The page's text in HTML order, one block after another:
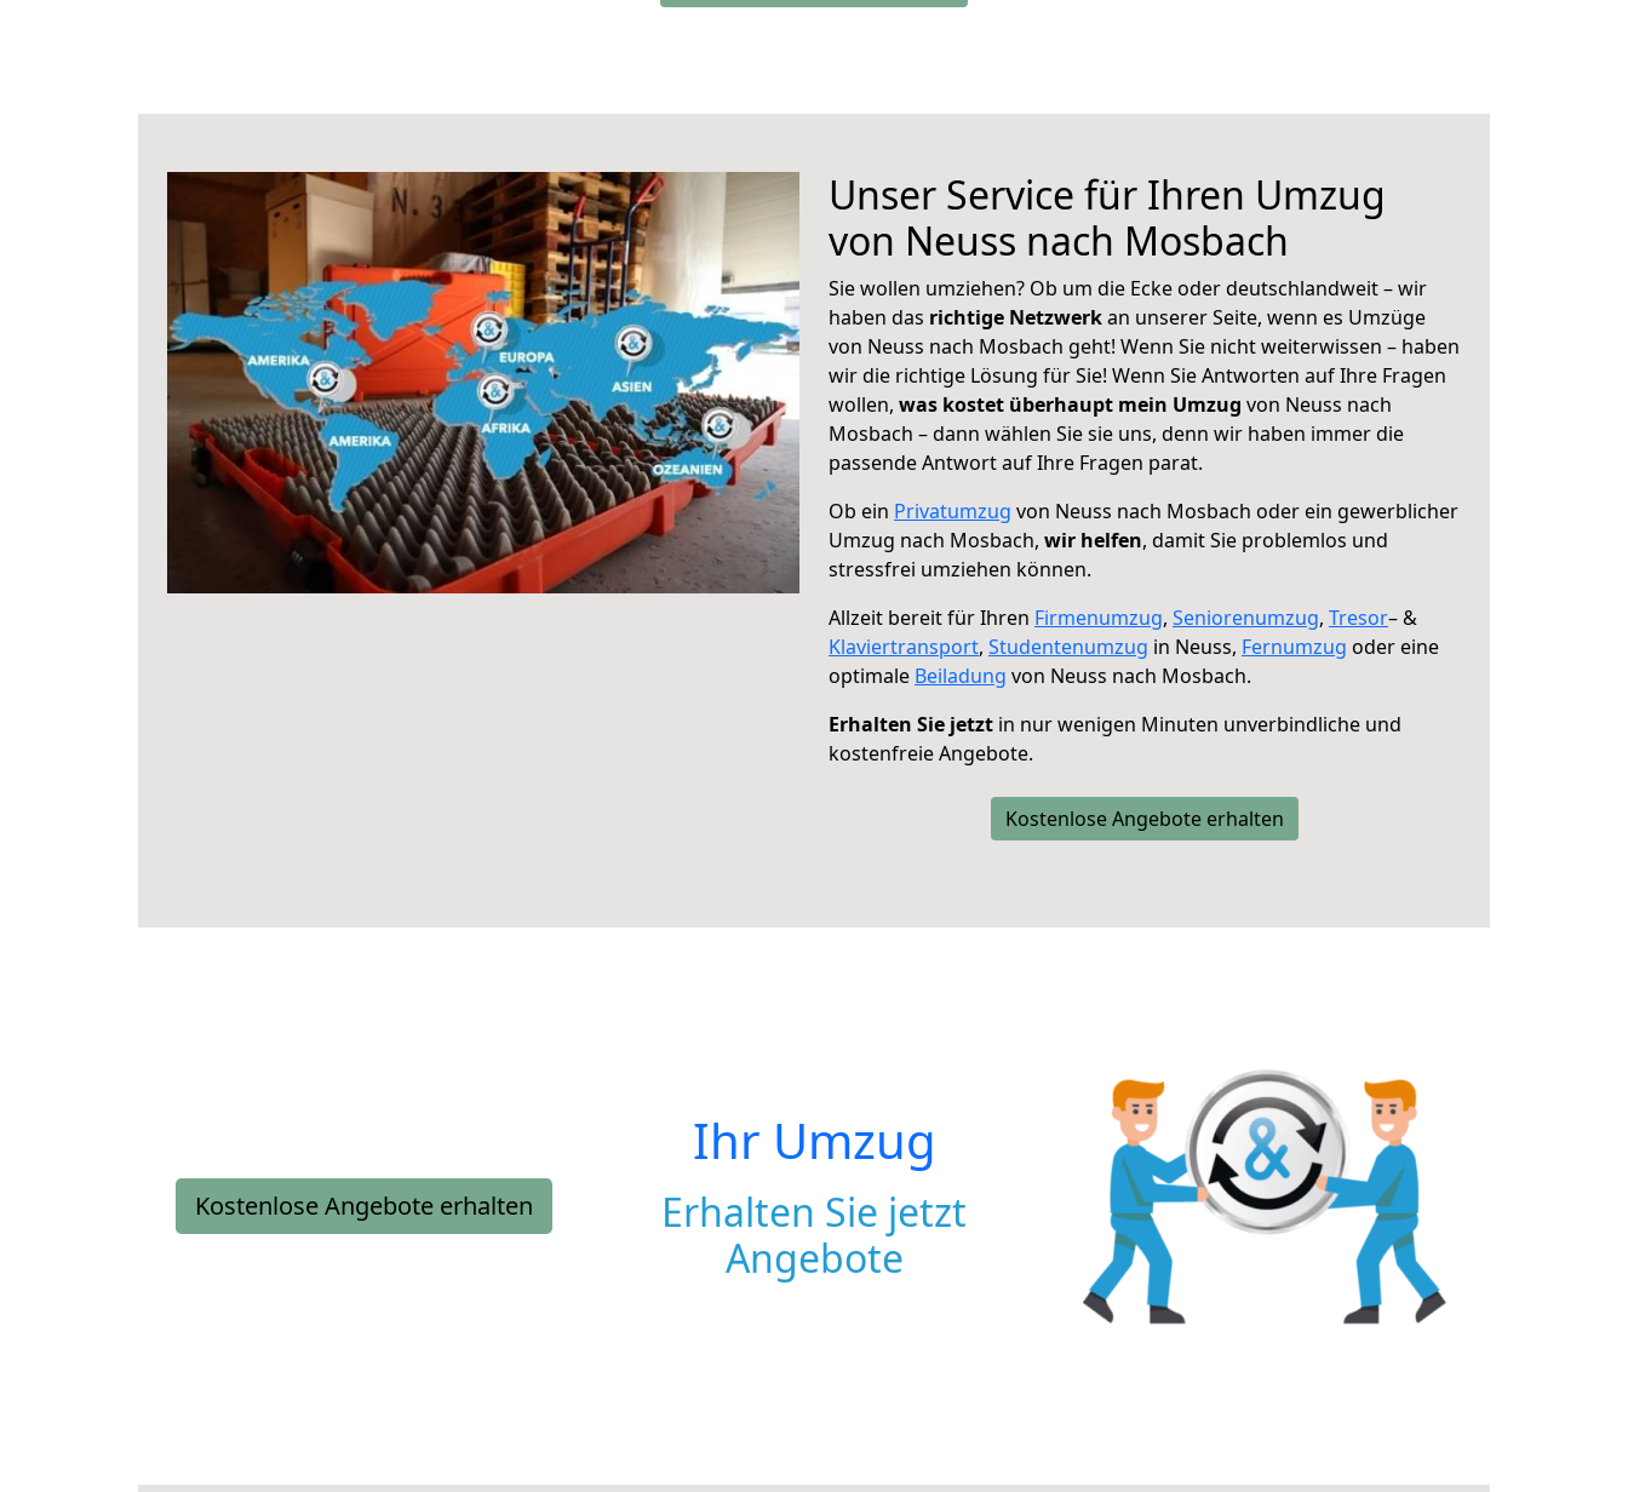
Unser Service für Ihren Umzug
von Neuss nach Mosbach
Sie wollen umziehen? Ob um die Ecke oder deutschlandweit – wir
haben das richtige Netzwerkan unserer Seite, wenn es Umzüge
von Neuss nach Mosbach geht! Wenn Sie nicht weiterwissen – haben
wir die richtige Lösung für Sie! Wenn Sie Antworten auf Ihre Fragen
wollen, was kostet überhaupt mein Umzug von Neuss nach
Mosbach – dann wählen Sie sie uns, denn wir haben immer die
passende Antwort auf Ihre Fragen parat.
Ob ein Privatumzug von Neuss nach Mosbach oder ein gewerblicher
Umzug nach Mosbach, wir helfen, damit Sie problemlos und
stressfrei umziehen können.
Allzeit bereit für Ihren Firmenumzug, Seniorenumzug, Tresor– &
Klaviertransport, Studentenumzug in Neuss, Fernumzug oder eine
optimale Beiladung von Neuss nach Mosbach.
Erhalten Sie jetzt in nur wenigen Minuten unverbindliche und
kostenfreie Angebote.
Kostenlose Angebote erhalten
Kostenlose Angebote erhalten
Ihr Umzug
Erhalten Sie jetzt
Angebote